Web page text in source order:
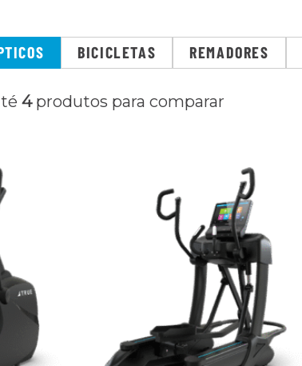
BICICLETAS REMADORES
4produtos para comparar